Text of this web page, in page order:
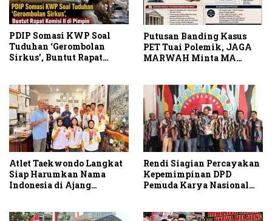
PDIP Somasi KWP Soal
Tuduhan ‘Gerombolan
Sirkus’, Buntut Rapat
Putusan Banding Kasus
PET Tuai Polemik, JAGA
MARWAH Minta MA
Atlet Taekwondo Langkat
Siap Harumkan Nama
Indonesia di Ajang
Rendi Siagian Percayakan
Kepemimpinan DPD
Pemuda Karya Nasional